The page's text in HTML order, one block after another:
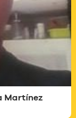
Martínez